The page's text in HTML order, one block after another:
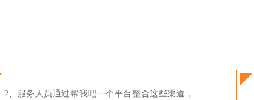
2、服务人员通过帮我吧一个平台整合这些渠道，